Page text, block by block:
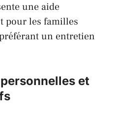
une aide
pour les familles
un entretien
et